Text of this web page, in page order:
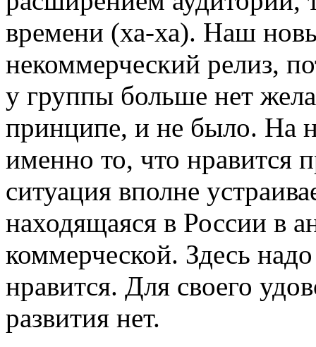
времени (ха-ха). Наш
некоммерческий релиз,
у группы больше нет
принципе, и не было. На
именно то, что нравится
ситуация вполне
находящаяся в России в
коммерческой. Здесь
нравится. Для своего
развития нет.